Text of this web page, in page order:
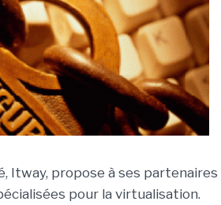
Itway, propose à ses partenaires
pour la virtualisation.